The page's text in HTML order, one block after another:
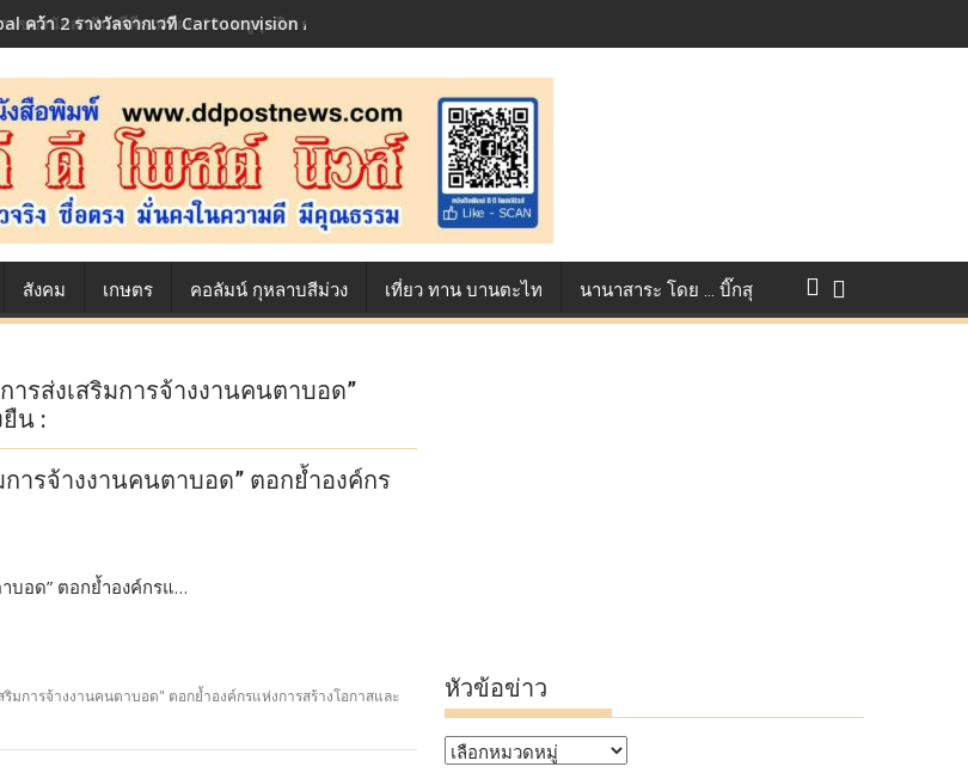
คว้า 2 รางวัลจากเวที Cartoonvision Animation Contest ตอกย้ำศักยภาพแอนิเมชันไทยบนเวทีนานาชาติ ที่ประเทศอังกฤษ :
รของนักล่าฝัน ซีพีเอฟ เผย 10 เมนูสุดฮิต ตลอดเส้นทางการแข่งขัน True AF 2026 :
สังคม เกษตร คอลัมน์ กุหลาบสีม่วง เที่ยว ทาน บานตะไท นานาสาระ โดย … บิ๊กสุ
รส่งเสริมการจ้างงานคนตาบอด”
น :
ารจ้างงานคนตาบอด” ตอกย้ำองค์กร
บอด” ตอกย้ำองค์กรแ…
มการจ้างงานคนตาบอด" ตอกย้ำองค์กรแห่งการสร้างโอกาสและ
หัวข้อข่าว
หัวข้อ